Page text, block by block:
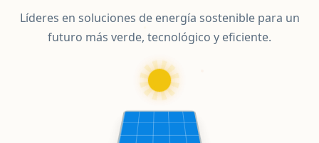
Líderes en soluciones de energía sostenible para un
futuro más verde, tecnológico y eficiente.